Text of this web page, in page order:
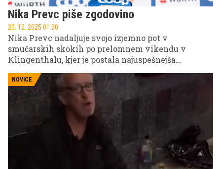
Nika Prevc piše zgodovino
20. 12. 2025 01.30
Nika Prevc nadaljuje svojo izjemno pot v
smučarskih skokih po prelomnem vikendu v
Klingenthalu, kjer je postala najuspešnejša
slovenska skakalka vseh časov. Sedaj jo čaka
Engelberg, prizorišče njenih prvih zmag, pred
vrhuncem sezone – novoletno turnejo.
NOVICE